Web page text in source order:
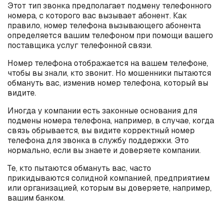
Этот тип звонка предполагает подмену телефонного
номера, с которого вас вызывает абонент. Как
правило, номер телефона вызывающего абонента
определяется вашим телефоном при помощи вашего
поставщика услуг телефонной связи.
Номер телефона отображается на вашем телефоне,
чтобы вы знали, кто звонит. Но мошенники пытаются
обмануть вас, изменив номер телефона, который вы
видите.
Иногда у компании есть законные основания для
подмены номера телефона, например, в случае, когда
связь обрывается, вы видите корректный номер
телефона для звонка в службу поддержки. Это
нормально, если вы знаете и доверяете компании.
Те, кто пытаются обмануть вас, часто
прикидываются солидной компанией, предприятием
или организацией, которым вы доверяете, например,
вашим банком.